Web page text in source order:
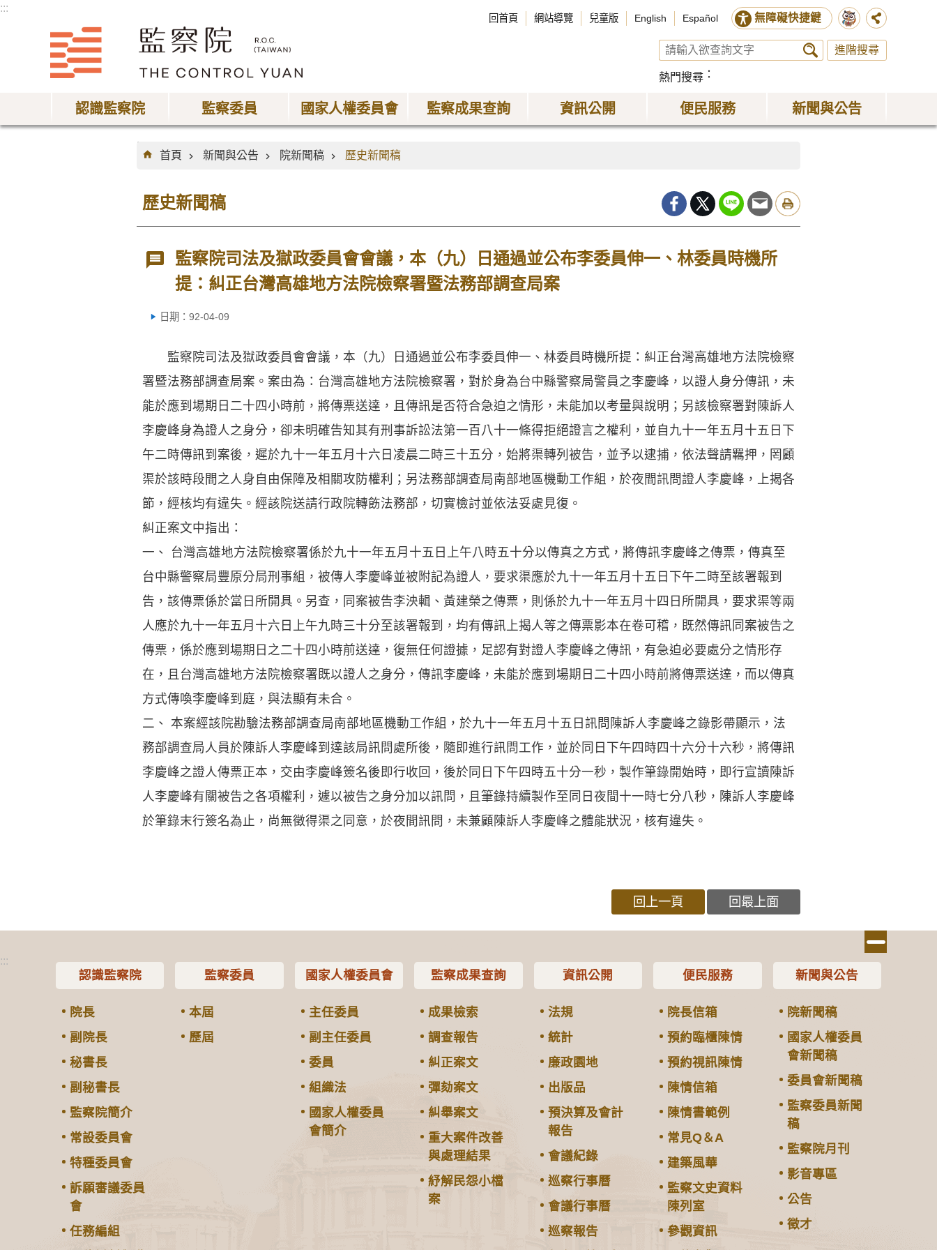
:::
回首頁 網站導覽 兒童版 English Español 無障礙快捷鍵
進階搜尋
熱門搜尋
認識監察院 監察委員 國家人權委員會 監察成果查詢 資訊公開 便民服務 新聞與公告
:::
首頁
新聞與公告 院新聞稿 歷史新聞稿
歷史新聞稿
監察院司法及獄政委員會會議，本（九）日通過並公布李委員伸一、林委員時機所
提：糾正台灣高雄地方法院檢察署暨法務部調查局案
日期：92-04-09
監察院司法及獄政委員會會議，本（九）日通過並公布李委員伸一、林委員時機所提：糾正台灣高雄地方法院檢察
署暨法務部調查局案。案由為：台灣高雄地方法院檢察署，對於身為台中縣警察局警員之李慶峰，以證人身分傳訊，未
能於應到場期日二十四小時前，將傳票送達，且傳訊是否符合急迫之情形，未能加以考量與說明；另該檢察署對陳訴人
李慶峰身為證人之身分，卻未明確告知其有刑事訴訟法第一百八十一條得拒絕證言之權利，並自九十一年五月十五日下
午二時傳訊到案後，遲於九十一年五月十六日凌晨二時三十五分，始將渠轉列被告，並予以逮捕，依法聲請羈押，罔顧
渠於該時段間之人身自由保障及相關攻防權利；另法務部調查局南部地區機動工作組，於夜間訊問證人李慶峰，上揭各
節，經核均有違失。經該院送請行政院轉飭法務部，切實檢討並依法妥處見復。
糾正案文中指出：
一、 台灣高雄地方法院檢察署係於九十一年五月十五日上午八時五十分以傳真之方式，將傳訊李慶峰之傳票，傳真至
台中縣警察局豐原分局刑事組，被傳人李慶峰並被附記為證人，要求渠應於九十一年五月十五日下午二時至該署報到
告，該傳票係於當日所開具。另查，同案被告李泱輯、黃建榮之傳票，則係於九十一年五月十四日所開具，要求渠等兩
人應於九十一年五月十六日上午九時三十分至該署報到，均有傳訊上揭人等之傳票影本在卷可稽，既然傳訊同案被告之
傳票，係於應到場期日之二十四小時前送達，復無任何證據，足認有對證人李慶峰之傳訊，有急迫必要處分之情形存
在，且台灣高雄地方法院檢察署既以證人之身分，傳訊李慶峰，未能於應到場期日二十四小時前將傳票送達，而以傳真
方式傳喚李慶峰到庭，與法顯有未合。
二、 本案經該院勘驗法務部調查局南部地區機動工作組，於九十一年五月十五日訊問陳訴人李慶峰之錄影帶顯示，法
務部調查局人員於陳訴人李慶峰到達該局訊問處所後，隨即進行訊問工作，並於同日下午四時四十六分十六秒，將傳訊
李慶峰之證人傳票正本，交由李慶峰簽名後即行收回，後於同日下午四時五十分一秒，製作筆錄開始時，即行宣讀陳訴
人李慶峰有關被告之各項權利，遽以被告之身分加以訊問，且筆錄持續製作至同日夜間十一時七分八秒，陳訴人李慶峰
於筆錄末行簽名為止，尚無徵得渠之同意，於夜間訊問，未兼顧陳訴人李慶峰之體能狀況，核有違失。
回上一頁 回最上面
:::
認識監察院
院長
副院長
秘書長
副秘書長
監察院簡介
常設委員會
特種委員會
訴願審議委員
會
任務編組
監察委員
本屆
歷屆
國家人權委員會
主任委員
副主任委員
委員
組織法
國家人權委員
會簡介
監察成果查詢
成果檢索
調查報告
糾正案文
彈劾案文
糾舉案文
重大案件改善
與處理結果
紓解民怨小檔
案
資訊公開
法規
統計
廉政園地
出版品
預決算及會計
報告
會議紀錄
巡察行事曆
會議行事曆
巡察報告
便民服務
院長信箱
預約臨櫃陳情
預約視訊陳情
陳情信箱
陳情書範例
常見Q＆A
建築風華
監察文史資料
陳列室
參觀資訊
新聞與公告
院新聞稿
國家人權委員
會新聞稿
委員會新聞稿
監察委員新聞
稿
監察院月刊
影音專區
公告
徵才